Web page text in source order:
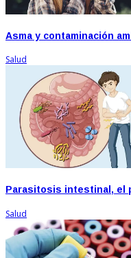
Asma y contaminación
Salud
Parasitosis intestinal, el
Salud